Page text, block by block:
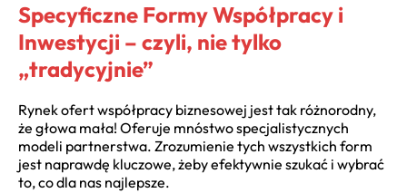
Specyficzne Formy Współpracy i
Inwestycji – czyli, nie tylko
„tradycyjnie”
Rynek ofert współpracy biznesowej jest tak różnorodny,
że głowa mała! Oferuje mnóstwo specjalistycznych
modeli partnerstwa. Zrozumienie tych wszystkich form
jest naprawdę kluczowe, żeby efektywnie szukać i wybrać
to, co dla nas najlepsze.